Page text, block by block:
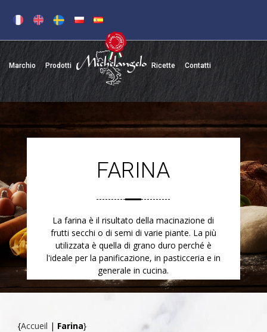
Marchio Prodotti Ricette Contatti
FARINA
La farina è il risultato della macinazione di
frutti secchi o di semi di varie piante. La più
utilizzata è quella di grano duro perché è
l'ideale per la panificazione, in pasticceria e in
generale in cucina.
{Accueil | Farina}